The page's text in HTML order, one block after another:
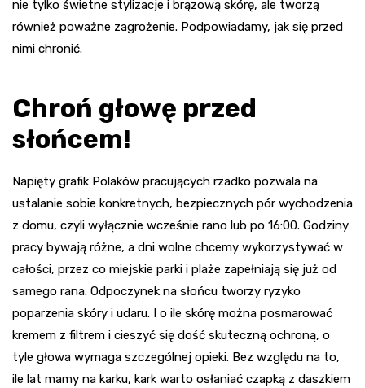
nie tylko świetne stylizacje i brązową skórę, ale tworzą
również poważne zagrożenie. Podpowiadamy, jak się przed
nimi chronić.
Chroń głowę przed
słońcem!
Napięty grafik Polaków pracujących rzadko pozwala na
ustalanie sobie konkretnych, bezpiecznych pór wychodzenia
z domu, czyli wyłącznie wcześnie rano lub po 16:00. Godziny
pracy bywają różne, a dni wolne chcemy wykorzystywać w
całości, przez co miejskie parki i plaże zapełniają się już od
samego rana. Odpoczynek na słońcu tworzy ryzyko
poparzenia skóry i udaru. I o ile skórę można posmarować
kremem z filtrem i cieszyć się dość skuteczną ochroną, o
tyle głowa wymaga szczególnej opieki. Bez względu na to,
ile lat mamy na karku, kark warto osłaniać czapką z daszkiem